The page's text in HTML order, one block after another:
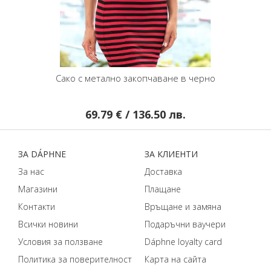
закопчаване в черно
Малка черна чанта през рамо
ЗA DÁPHNЕ
За нас
Магазини
Контакти
Всички новини
Условия за ползване
Политика за поверителност
ЗA КЛИЕНТИ
Доставка
Плащане
Връщане и замяна
Подаръчни ваучери
Dáphnе loyalty card
Карта на сайта